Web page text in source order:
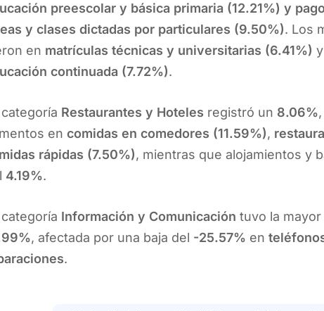
preescolar y básica primaria (12.21%) y
y clases dictadas por particulares (9.50%). Los
en matrículas técnicas y universitarias (6.41%) y
continuada (7.72%).
Restaurantes y Hoteles registró un 8.06%
en comidas en comedores (11.59%),
rápidas (7.50%), mientras que alojamientos y
4.19%.
Información y Comunicación tuvo la
, afectada por una baja del -25.57% en
.